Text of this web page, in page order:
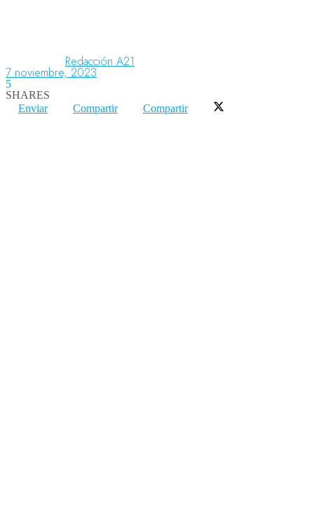
Aeropuertos
Columnistas
Redacción A21
7 noviembre, 2023
5
SHARES
Enviar
Compartir Compartir